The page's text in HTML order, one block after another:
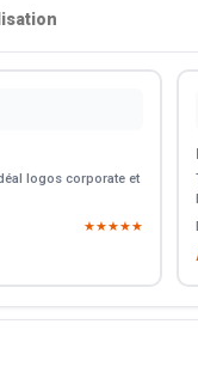
logos corporate et
★★★★★